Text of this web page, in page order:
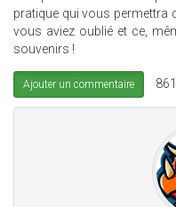
pratique qui vous permettra
vous aviez oublié et ce,
souvenirs !
Ajouter un commentaire